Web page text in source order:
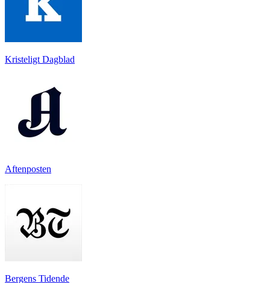
Kristeligt Dagblad
Aftenposten
Bergens Tidende